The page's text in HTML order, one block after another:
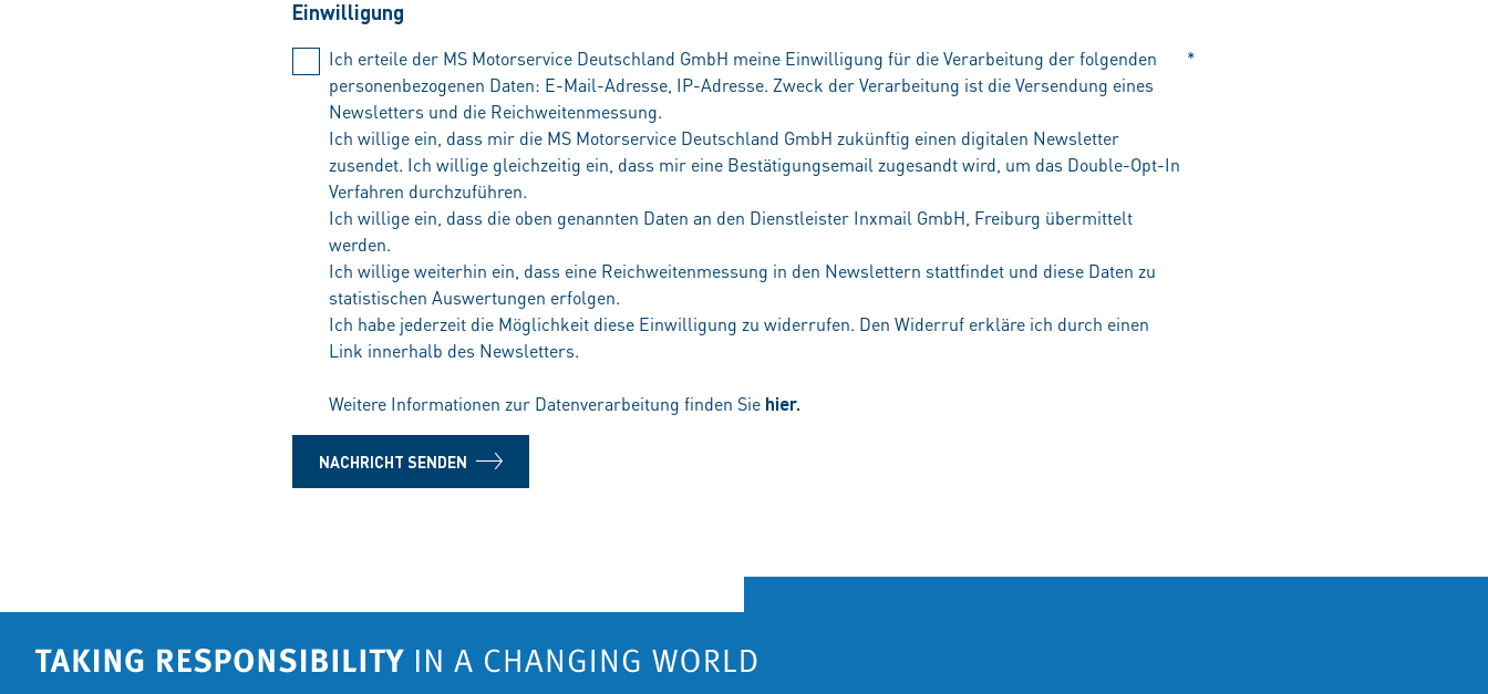
Einwilligung
Ich erteile der MS Motorservice Deutschland GmbH meine Einwilligung für die Verarbeitung der folgenden
personenbezogenen Daten: E-Mail-Adresse, IP-Adresse. Zweck der Verarbeitung ist die Versendung eines
Newsletters und die Reichweitenmessung.
Ich willige ein, dass mir die MS Motorservice Deutschland GmbH zukünftig einen digitalen Newsletter
zusendet. Ich willige gleichzeitig ein, dass mir eine Bestätigungsemail zugesandt wird, um das Double-Opt-In
Verfahren durchzuführen.
Ich willige ein, dass die oben genannten Daten an den Dienstleister Inxmail GmbH, Freiburg übermittelt
werden.
Ich willige weiterhin ein, dass eine Reichweitenmessung in den Newslettern stattfindet und diese Daten zu
statistischen Auswertungen erfolgen.
Ich habe jederzeit die Möglichkeit diese Einwilligung zu widerrufen. Den Widerruf erkläre ich durch einen
Link innerhalb des Newsletters.
Weitere Informationen zur Datenverarbeitung finden Sie hier.
*
NACHRICHT SENDEN